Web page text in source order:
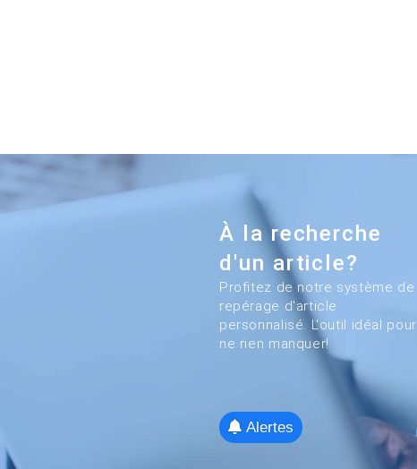
À la recherche
d'un article?
Profitez de notre système de
repérage d'article
personnalisé. L'outil idéal pour
ne rien manquer!
Alertes